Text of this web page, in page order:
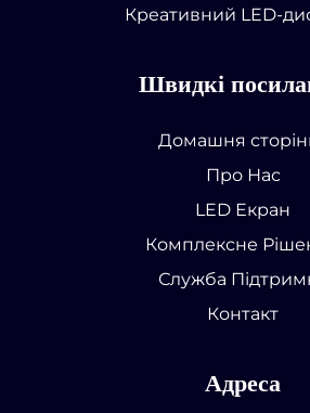
Креативний LED-
Швидкі
Домашня
Про Нас
LED Екран
Комплексне
Служба
Контакт
Адреса